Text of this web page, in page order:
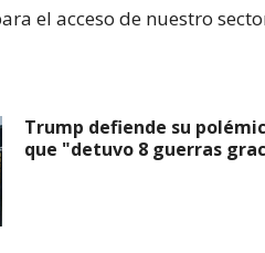
el acceso de nuestro
Trump defiende su
que "detuvo 8 guerras